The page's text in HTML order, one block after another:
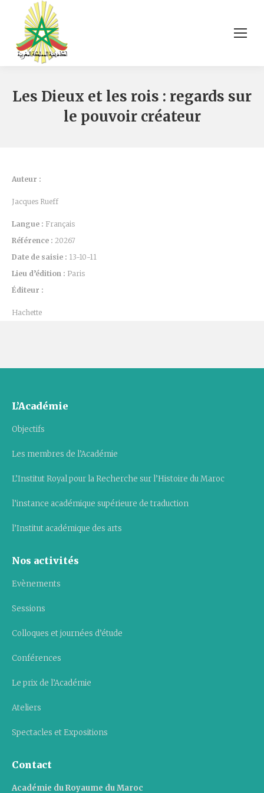
Les Dieux et les rois : regards sur
le pouvoir créateur
Auteur :
Jacques Rueff
Langue : Français
Référence : 20267
Date de saisie : 13-10-11
Lieu d’édition : Paris
Éditeur :
Hachette
L’Académie
Objectifs
Les membres de l’Académie
L’Institut Royal pour la Recherche sur l’Histoire du Maroc
l’instance académique supérieure de traduction
l’Institut académique des arts
Nos activités
Evènements
Sessions
Colloques et journées d’étude
Conférences
Le prix de l’Académie
Ateliers
Spectacles et Expositions
Contact
Académie du Royaume du Maroc